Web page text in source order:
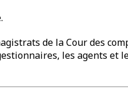
de la Cour des
les agents et